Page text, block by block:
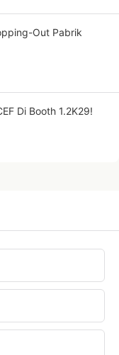
Out Pabrik
Di Booth 1.2K29!